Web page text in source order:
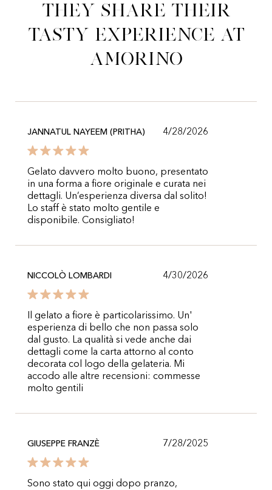
They share their
tasty experience at
Amorino
JANNATUL NAYEEM (PRITHA) 4/28/2026
Gelato davvero molto buono, presentato
in una forma a fiore originale e curata nei
dettagli. Un’esperienza diversa dal solito!
Lo staff è stato molto gentile e
disponibile. Consigliato!
NICCOLÒ LOMBARDI 4/30/2026
Il gelato a fiore è particolarissimo. Un'
esperienza di bello che non passa solo
dal gusto. La qualità si vede anche dai
dettagli come la carta attorno al conto
decorata col logo della gelateria. Mi
accodo alle altre recensioni: commesse
molto gentili
GIUSEPPE FRANZÈ 7/28/2025
Sono stato qui oggi dopo pranzo,